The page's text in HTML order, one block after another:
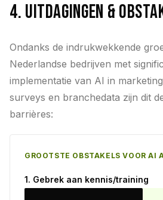
4. Uitdagingen &
Ondanks de indrukwekkende
Nederlandse bedrijven met
implementatie van AI in
surveys en branchedata zijn dit
barrières:
GROOTSTE OBSTAKELS VOOR AI
1. Gebrek aan kennis/training